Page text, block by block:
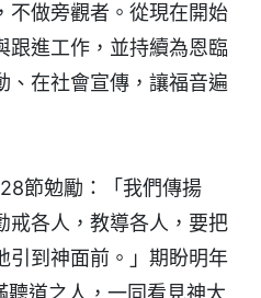
不做旁觀者。從現在開始
跟進工作，並持續為恩臨
、在社會宣傳，讓福音遍
節勉勵：「我們傳揚
戒各人，教導各人，要把
引到神面前。」期盼明年
聽道之人，一同看見神大